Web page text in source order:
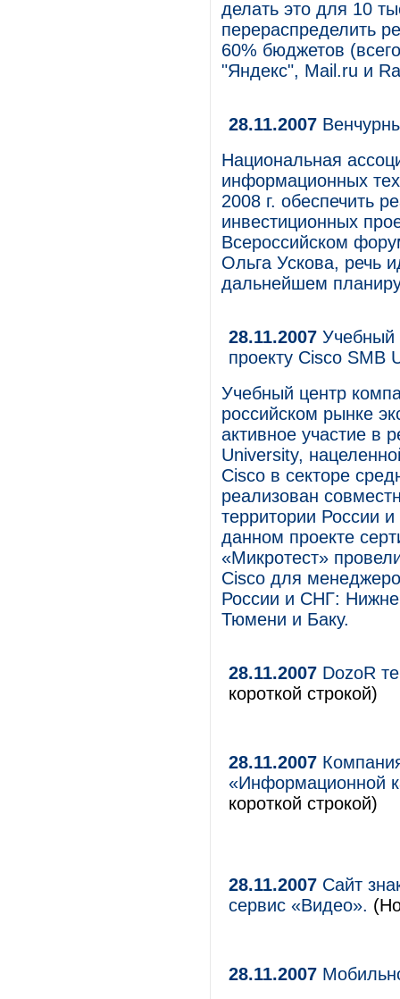
делать это для 10
перераспределить
60% бюджетов
"Яндекс", Mail.ru и
28.11.2007
Национальная
информационных
2008 г. обеспечить
инвестиционных
Всероссийском
Ольга Ускова, речь
дальнейшем
28.11.2007 Учебный
проекту Cisco SMB
Учебный центр
российском рынке
активное участие в
University,
Cisco в секторе
реализован
территории России
данном проекте
«Микротест»
Cisco для
России и СНГ:
Тюмени и Баку.
28.11.2007 DozoR
короткой строкой)
28.11.2007
«Информационной
короткой строкой)
28.11.2007 Сайт
сервис «Видео».
28.11.2007